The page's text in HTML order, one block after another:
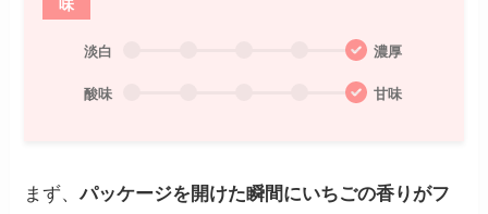
味
淡白 濃厚
酸味 甘味
まず、パッケージを開けた瞬間にいちごの香りがフ